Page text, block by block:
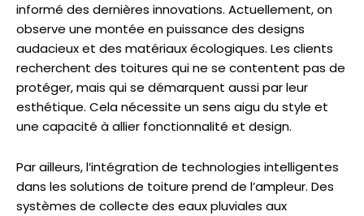
informé des dernières innovations. Actuellement, on
observe une montée en puissance des designs
audacieux et des matériaux écologiques. Les clients
recherchent des toitures qui ne se contentent pas de
protéger, mais qui se démarquent aussi par leur
esthétique. Cela nécessite un sens aigu du style et
une capacité à allier fonctionnalité et design.
Par ailleurs, l’intégration de technologies intelligentes
dans les solutions de toiture prend de l’ampleur. Des
systèmes de collecte des eaux pluviales aux